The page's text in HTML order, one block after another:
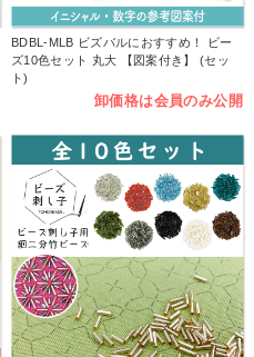
BDBL-MLB ビズバルにおすすめ！ ビー
ズ10色セット 丸大 【図案付き】 (セッ
ト)
卸価格は会員のみ公開